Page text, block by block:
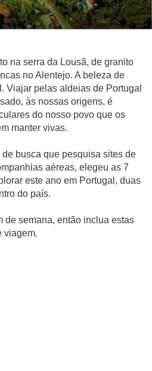
na serra da Lousã, de granito
no Alentejo. A beleza de
Viajar pelas aldeias de Portugal
às nossas origens, é
do nosso povo que os
manter vivas.
busca que pesquisa sites de
aéreas, elegeu as 7
este ano em Portugal, duas
do país.
de semana, então inclua estas
viagem.